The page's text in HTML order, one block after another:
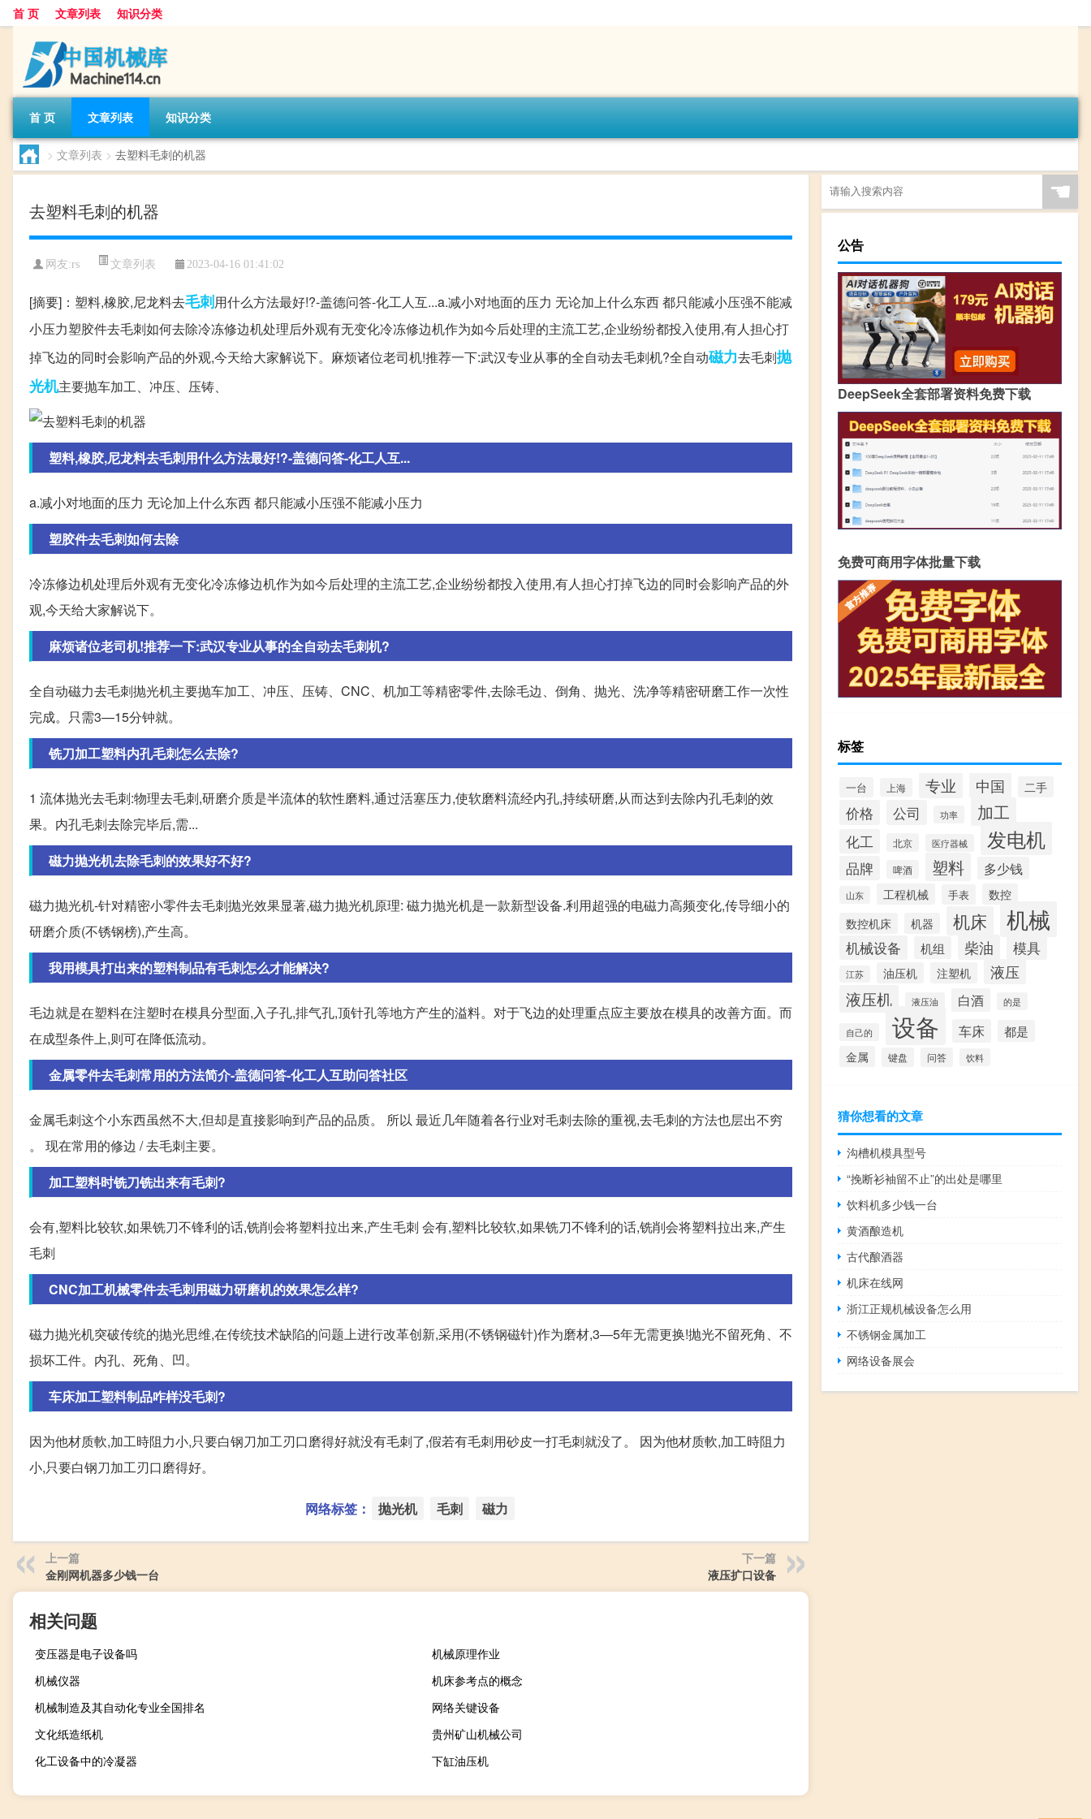
首 页 文章列表 知识分类
首 页 文章列表 知识分类
> 文章列表 > 去塑料毛刺的机器
去塑料毛刺的机器
网友:rs 文章列表 2023-04-16 01:41:02
[摘要]：塑料,橡胶,尼龙料去毛刺用什么方法最好!?-盖德问答-化工人互...a.减小对地面的压力 无论加上什么东西 都只能减小压强不能减
小压力塑胶件去毛刺如何去除冷冻修边机处理后外观有无变化冷冻修边机作为如今后处理的主流工艺,企业纷纷都投入使用,有人担心打
掉飞边的同时会影响产品的外观,今天给大家解说下。麻烦诸位老司机!推荐一下:武汉专业从事的全自动去毛刺机?全自动磁力去毛刺抛
光机主要抛车加工、冲压、压铸、
塑料,橡胶,尼龙料去毛刺用什么方法最好!?-盖德问答-化工人互...
a.减小对地面的压力 无论加上什么东西 都只能减小压强不能减小压力
塑胶件去毛刺如何去除
冷冻修边机处理后外观有无变化冷冻修边机作为如今后处理的主流工艺,企业纷纷都投入使用,有人担心打掉飞边的同时会影响产品的外
观,今天给大家解说下。
麻烦诸位老司机!推荐一下:武汉专业从事的全自动去毛刺机?
全自动磁力去毛刺抛光机主要抛车加工、冲压、压铸、CNC、机加工等精密零件,去除毛边、倒角、抛光、洗净等精密研磨工作一次性
完成。只需3—15分钟就。
铣刀加工塑料内孔毛刺怎么去除?
1 流体抛光去毛刺:物理去毛刺,研磨介质是半流体的软性磨料,通过活塞压力,使软磨料流经内孔,持续研磨,从而达到去除内孔毛刺的效
果。内孔毛刺去除完毕后,需...
磁力抛光机去除毛刺的效果好不好?
磁力抛光机-针对精密小零件去毛刺抛光效果显著,磁力抛光机原理: 磁力抛光机是一款新型设备.利用超强的电磁力高频变化,传导细小的
研磨介质(不锈钢榜),产生高。
我用模具打出来的塑料制品有毛刺怎么才能解决?
毛边就是在塑料在注塑时在模具分型面,入子孔,排气孔,顶针孔等地方产生的溢料。对于飞边的处理重点应主要放在模具的改善方面。而
在成型条件上,则可在降低流动。
金属零件去毛刺常用的方法简介-盖德问答-化工人互助问答社区
金属毛刺这个小东西虽然不大,但却是直接影响到产品的品质。 所以 最近几年随着各行业对毛刺去除的重视,去毛刺的方法也层出不穷
。 现在常用的修边 / 去毛刺主要。
加工塑料时铣刀铣出来有毛刺?
会有,塑料比较软,如果铣刀不锋利的话,铣削会将塑料拉出来,产生毛刺 会有,塑料比较软,如果铣刀不锋利的话,铣削会将塑料拉出来,产生
毛刺
CNC加工机械零件去毛刺用磁力研磨机的效果怎么样?
磁力抛光机突破传统的抛光思维,在传统技术缺陷的问题上进行改革创新,采用(不锈钢磁针)作为磨材,3—5年无需更换!抛光不留死角、不
损坏工件。内孔、死角、凹。
车床加工塑料制品咋样没毛刺?
因为他材质軟,加工時阻力小,只要白钢刀加工刃口磨得好就没有毛刺了,假若有毛刺用砂皮一打毛刺就没了。 因为他材质軟,加工時阻力
小,只要白钢刀加工刃口磨得好。
网络标签： 抛光机 毛刺 磁力
上一篇
金刚网机器多少钱一台
下一篇
液压扩口设备
相关问题
变压器是电子设备吗
机械原理作业
机械仪器
机床参考点的概念
机械制造及其自动化专业全国排名
网络关键设备
文化纸造纸机
贵州矿山机械公司
化工设备中的冷凝器
下缸油压机
☚
公告
DeepSeek全套部署资料免费下载
免费可商用字体批量下载
标签
一台 上海 专业 中国 二手
价格 公司 功率 加工
化工 北京 医疗器械 发电机
品牌 啤酒 塑料 多少钱
山东 工程机械 手表
数控
数控机床
机器 机床 机械
机械设备 机组 柴油 模具
江苏 油压机 注塑机 液压
液压机 液压油 白酒 的是
自己的 设备 车床 都是
金属 键盘 问答 饮料
猜你想看的文章
沟槽机模具型号
“挽断衫袖留不止”的出处是哪里
饮料机多少钱一台
黄酒酿造机
古代酿酒器
机床在线网
浙江正规机械设备怎么用
不锈钢金属加工
网络设备展会